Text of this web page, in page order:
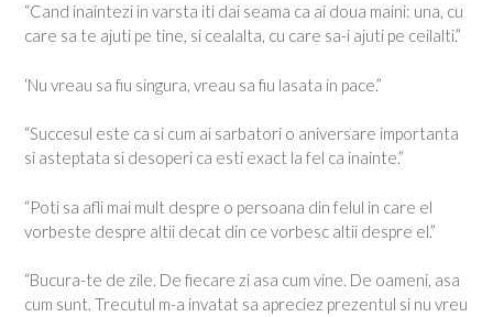
“Cand inaintezi in varsta iti dai seama ca ai doua maini: una, cu
care sa te ajuti pe tine, si cealalta, cu care sa-i ajuti pe ceilalti.”
‘Nu vreau sa fiu singura, vreau sa fiu lasata in pace.”
“Succesul este ca si cum ai sarbatori o aniversare importanta
si asteptata si desoperi ca esti exact la fel ca inainte.”
“Poti sa afli mai mult despre o persoana din felul in care el
vorbeste despre altii decat din ce vorbesc altii despre el.”
“Bucura-te de zile. De fiecare zi asa cum vine. De oameni, asa
cum sunt. Trecutul m-a invatat sa apreciez prezentul si nu vreu